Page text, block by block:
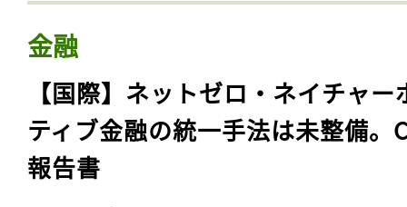
金融
【国際】ネットゼロ・ネイチャー
ティブ金融の統一手法は未整備。
報告書